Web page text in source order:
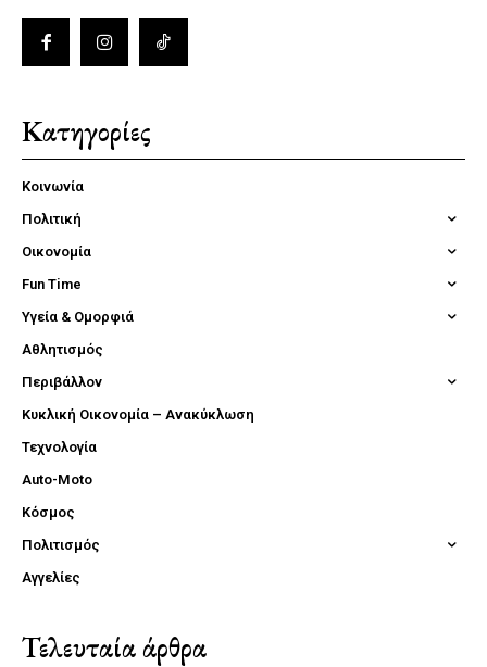
Κατηγορίες
Κοινωνία
Πολιτική
Οικονομία
Fun Time
Υγεία & Ομορφιά
Αθλητισμός
Περιβάλλον
Κυκλική Οικονομία – Ανακύκλωση
Τεχνολογία
Auto-Moto
Κόσμος
Πολιτισμός
Αγγελίες
Τελευταία άρθρα